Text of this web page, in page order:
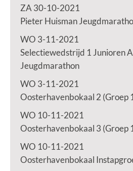
ZA 30-10-2021
Pieter Huisman
WO 3-11-2021
Selectiewedstrijd 1 Junioren
Jeugdmarathon
WO 3-11-2021
Oosterhavenbokaal 2 (Groep
WO 10-11-2021
Oosterhavenbokaal 3 (Groep
WO 10-11-2021
Oosterhavenbokaal